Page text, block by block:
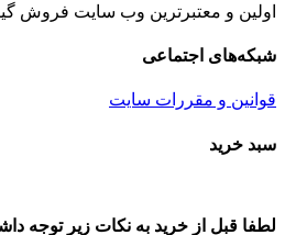
اولین و معتبرترین وب سایت فروش
شبکه‌های اجتماعی
قوانین و مقررات سایت
Toggle
سبد خرید
لطفا قبل از خرید به نکات زیر توجه